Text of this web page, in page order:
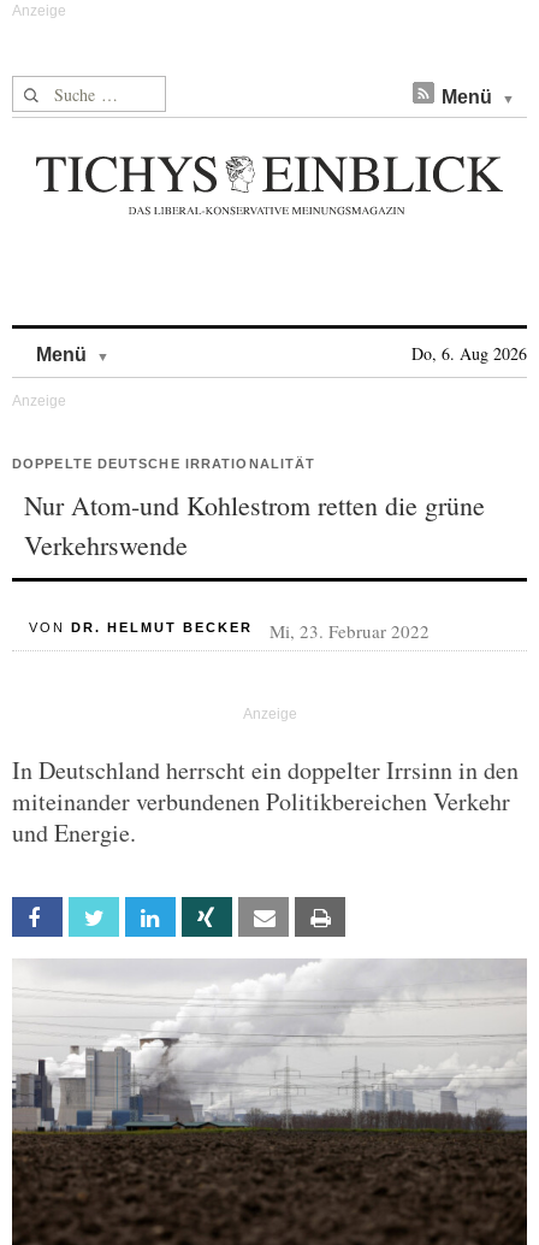
Suche nach: Menü
Menü Do, 6. Aug 2026
DOPPELTE DEUTSCHE IRRATIONALITÄT
Nur Atom-und Kohlestrom retten die grüne
Verkehrswende
VON DR. HELMUT BECKER Mi, 23. Februar 2022
In Deutschland herrscht ein doppelter Irrsinn in den
miteinander verbundenen Politikbereichen Verkehr
und Energie.
Facebook Twitter Linkedin Xing Email